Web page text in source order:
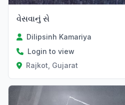
વેસવાનું સે
Dilipsinh Kamariya
Login to view
Rajkot, Gujarat